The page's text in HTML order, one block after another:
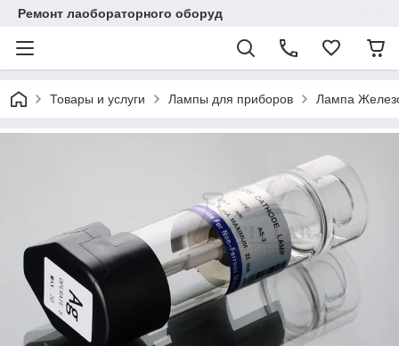
Ремонт лаобораторного оборуд
Товары и услуги Лампы для приборов Лампа